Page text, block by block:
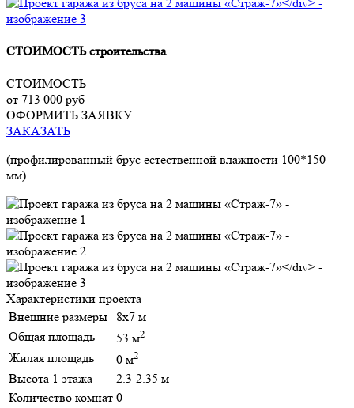
СТОИМОСТЬ строительства
СТОИМОСТЬ
от 713 000 руб
ОФОРМИТЬ ЗАЯВКУ
ЗАКАЗАТЬ
(профилированный брус естественной влажности 100*150
мм)
Характеристики проекта
Внешние размеры
8х7 м
Общая площадь
53 м2
Жилая площадь 0 м2
Высота 1 этажа
2.3-2.35 м
Количество комнат 0